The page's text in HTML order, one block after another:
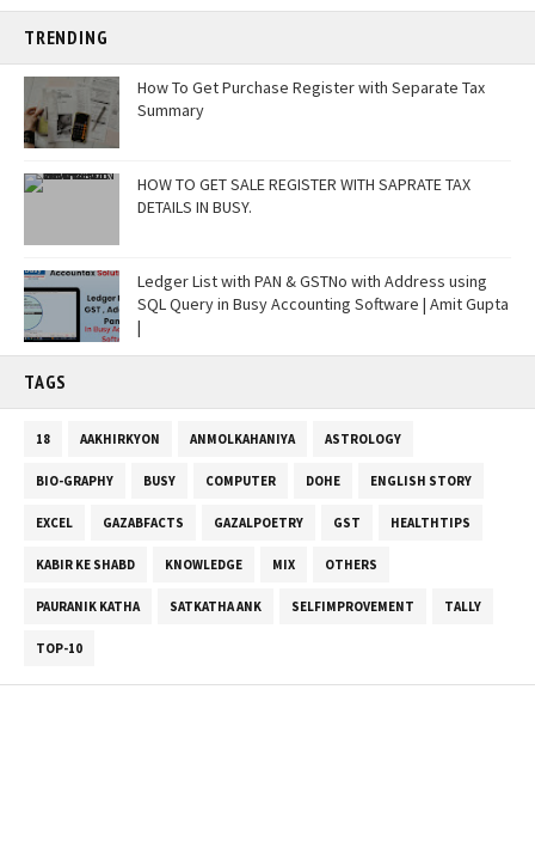
TRENDING
How To Get Purchase Register with Separate Tax
Summary
HOW TO GET SALE REGISTER WITH SAPRATE TAX
DETAILS IN BUSY.
Ledger List with PAN & GSTNo with Address using
SQL Query in Busy Accounting Software | Amit Gupta
|
TAGS
18 AAKHIRKYON ANMOLKAHANIYA ASTROLOGY
BIO-GRAPHY BUSY COMPUTER DOHE ENGLISH STORY
EXCEL GAZABFACTS GAZALPOETRY GST HEALTHTIPS
KABIR KE SHABD KNOWLEDGE MIX OTHERS
PAURANIK KATHA SATKATHA ANK SELFIMPROVEMENT TALLY
TOP-10